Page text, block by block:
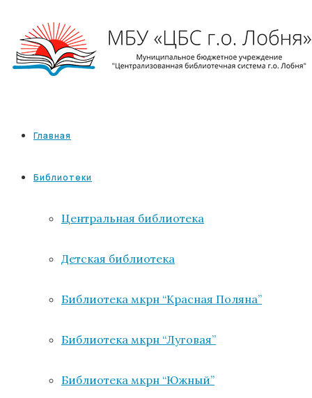
Главная
Библиотеки
Центральная библиотека
Детская библиотека
Библиотека мкрн “Красная Поляна”
Библиотека мкрн “Луговая”
Библиотека мкрн “Южный”